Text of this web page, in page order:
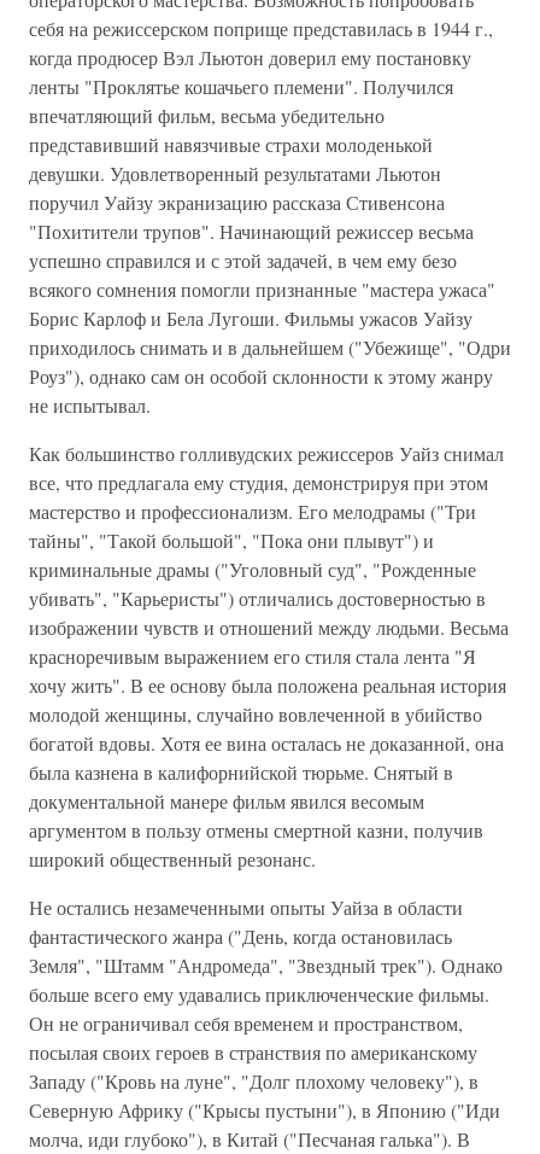
себя на режиссерском поприще представилась в 1944 г.,
когда продюсер Вэл Льютон доверил ему постановку
ленты "Проклятье кошачьего племени". Получился
впечатляющий фильм, весьма убедительно
представивший навязчивые страхи молоденькой
девушки. Удовлетворенный результатами Льютон
поручил Уайзу экранизацию рассказа Стивенсона
"Похитители трупов". Начинающий режиссер весьма
успешно справился и с этой задачей, в чем ему безо
всякого сомнения помогли признанные "мастера ужаса"
Борис Карлоф и Бела Лугоши. Фильмы ужасов Уайзу
приходилось снимать и в дальнейшем ("Убежище", "Одри
Роуз"), однако сам он особой склонности к этому жанру
не испытывал.
Как большинство голливудских режиссеров Уайз снимал
все, что предлагала ему студия, демонстрируя при этом
мастерство и профессионализм. Его мелодрамы ("Три
тайны", "Такой большой", "Пока они плывут") и
криминальные драмы ("Уголовный суд", "Рожденные
убивать", "Карьеристы") отличались достоверностью в
изображении чувств и отношений между людьми. Весьма
красноречивым выражением его стиля стала лента "Я
хочу жить". В ее основу была положена реальная история
молодой женщины, случайно вовлеченной в убийство
богатой вдовы. Хотя ее вина осталась не доказанной, она
была казнена в калифорнийской тюрьме. Снятый в
документальной манере фильм явился весомым
аргументом в пользу отмены смертной казни, получив
широкий общественный резонанс.
Не остались незамеченными опыты Уайза в области
фантастического жанра ("День, когда остановилась
Земля", "Штамм "Андромеда", "Звездный трек"). Однако
больше всего ему удавались приключенческие фильмы.
Он не ограничивал себя временем и пространством,
посылая своих героев в странствия по американскому
Западу ("Кровь на луне", "Долг плохому человеку"), в
Северную Африку ("Крысы пустыни"), в Японию ("Иди
молча, иди глубоко"), в Китай ("Песчаная галька"). В